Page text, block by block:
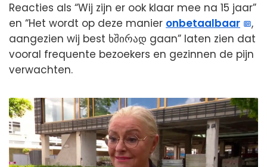
Reacties als “Wij zijn er ook klaar mee na 15 jaar”
en “Het wordt op deze manier onbetaalbaar
,
aangezien wij best ხშირად gaan” laten zien dat
vooral frequente bezoekers en gezinnen de pijn
verwachten.